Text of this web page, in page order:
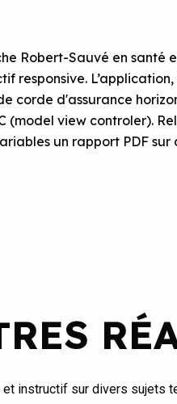
Robert-Sauvé en santé
responsive.
corde d'assurance
(model view controler).
un rapport PDF
instructif sur divers sujets